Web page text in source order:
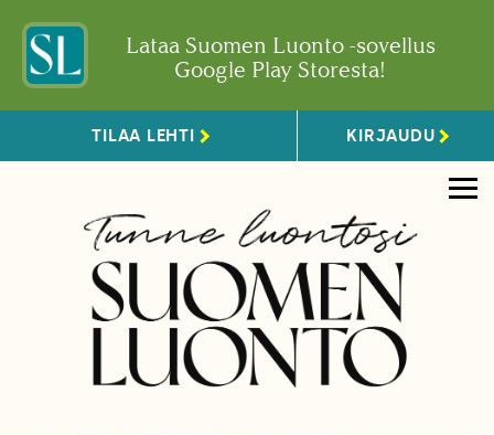
Lataa Suomen Luonto -sovellus
Google Play Storesta!
TILAA LEHTI KIRJAUDU